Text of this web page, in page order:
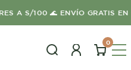
A S/100 🌊 ENVÍO GRATIS EN
0